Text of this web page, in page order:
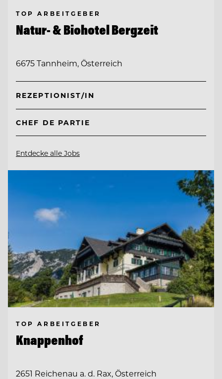
TOP ARBEITGEBER
Natur- & Biohotel Bergzeit
6675 Tannheim, Österreich
REZEPTIONIST/IN
CHEF DE PARTIE
Entdecke alle Jobs
TOP ARBEITGEBER
Knappenhof
2651 Reichenau a. d. Rax, Österreich